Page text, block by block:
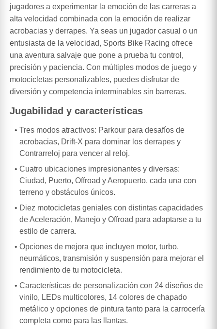
jugadores a experimentar la emoción de las carreras a
alta velocidad combinada con la emoción de realizar
acrobacias y derrapes. Ya seas un jugador casual o un
entusiasta de la velocidad, Sports Bike Racing ofrece
una aventura salvaje que pone a prueba tu control,
precisión y paciencia. Con múltiples modos de juego y
motocicletas personalizables, puedes disfrutar de
diversión y competencia interminables sin barreras.
Jugabilidad y características
Tres modos atractivos: Parkour para desafíos de
acrobacias, Drift-X para dominar los derrapes y
Contrarreloj para vencer al reloj.
Cuatro ubicaciones impresionantes y diversas:
Ciudad, Puerto, Offroad y Aeropuerto, cada una con
terreno y obstáculos únicos.
Diez motocicletas geniales con distintas capacidades
de Aceleración, Manejo y Offroad para adaptarse a tu
estilo de carrera.
Opciones de mejora que incluyen motor, turbo,
neumáticos, transmisión y suspensión para mejorar el
rendimiento de tu motocicleta.
Características de personalización con 24 diseños de
vinilo, LEDs multicolores, 14 colores de chapado
metálico y opciones de pintura tanto para la carrocería
completa como para las llantas.